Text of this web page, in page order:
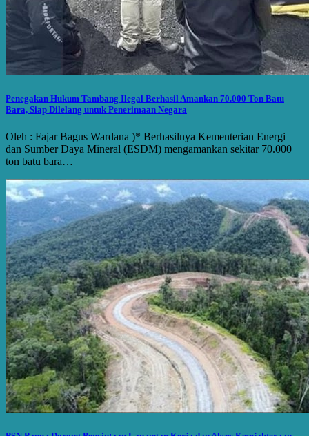
Penegakan Hukum Tambang Ilegal Berhasil Amankan 70.000 Ton Batu
Bara, Siap Dilelang untuk Penerimaan Negara
Oleh : Fajar Bagus Wardana )* Berhasilnya Kementerian Energi
dan Sumber Daya Mineral (ESDM) mengamankan sekitar 70.000
ton batu bara…